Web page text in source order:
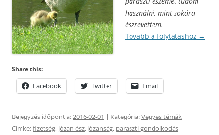
használni, mint sokára
észrevettem.
Tovább a folytatáshoz →
Share this:
Facebook Twitter Email
Bejegyzés időpontja:2016-02-01 | Kategória:Vegyes témák |
Címke:fizetség, józan ész, józanság, paraszti gondolkodás